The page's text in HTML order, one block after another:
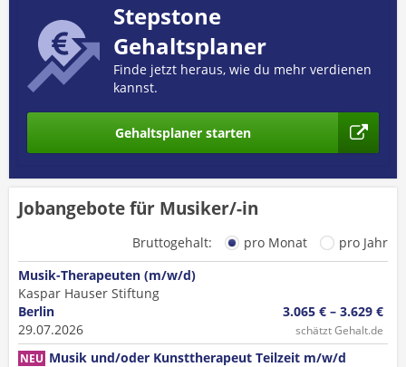
Stepstone
Gehaltsplaner
Finde jetzt heraus, wie du mehr verdienen
kannst.
Gehaltsplaner starten
Jobangebote für Musiker/-in
Bruttogehalt: pro Monat
pro Jahr
Musik-Therapeuten (m/w/d)
Kaspar Hauser Stiftung
Berlin
29.07.2026
3.065 € – 3.629 €
schätzt Gehalt.de
NEU Musik und/oder Kunsttherapeut Teilzeit m/w/d